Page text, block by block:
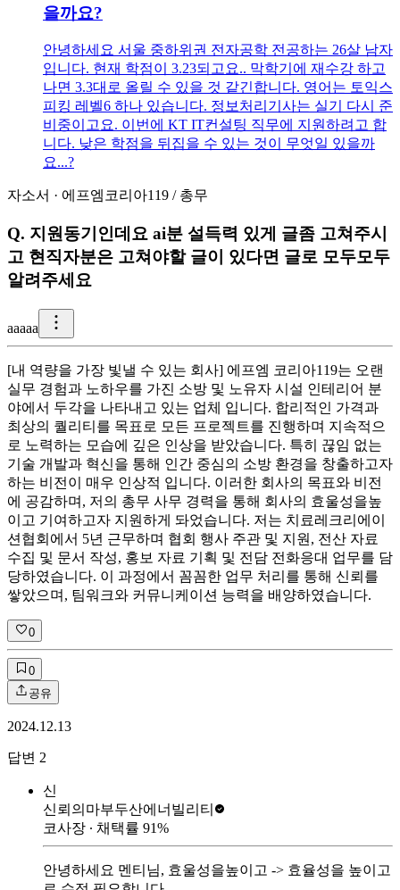
을까요?
안녕하세요 서울 중하위권 전자공학 전공하는 26살 남자
입니다. 현재 학점이 3.23되고요.. 막학기에 재수강 하고
나면 3.3대로 올릴 수 있을 것 같긴합니다. 영어는 토익스
피킹 레벨6 하나 있습니다. 정보처리기사는 실기 다시 준
비중이고요. 이번에 KT IT컨설팅 직무에 지원하려고 합
니다. 낮은 학점을 뒤집을 수 있는 것이 무엇일 있을까
요...?
자소서 · 에프엠코리아119 / 총무
Q. 지원동기인데요 ai분 설득력 있게 글좀 고쳐주시
고 현직자분은 고쳐야할 글이 있다면 글로 모두모두
알려주세요
aaaaa
[내 역량을 가장 빛낼 수 있는 회사] 에프엠 코리아119는 오랜
실무 경험과 노하우를 가진 소방 및 노유자 시설 인테리어 분
야에서 두각을 나타내고 있는 업체 입니다. 합리적인 가격과
최상의 퀄리티를 목표로 모든 프로젝트를 진행하며 지속적으
로 노력하는 모습에 깊은 인상을 받았습니다. 특히 끊임 없는
기술 개발과 혁신을 통해 인간 중심의 소방 환경을 창출하고자
하는 비전이 매우 인상적 입니다. 이러한 회사의 목표와 비전
에 공감하며, 저의 총무 사무 경력을 통해 회사의 효울성을높
이고 기여하고자 지원하게 돠었습니다. 저는 치료레크리에이
션협회에서 5년 근무하며 협회 행사 주관 및 지원, 전산 자료
수집 및 문서 작성, 홍보 자료 기획 및 전담 전화응대 업무를 담
당하였습니다. 이 과정에서 꼼꼼한 업무 처리를 통해 신뢰를
쌓았으며, 팀워크와 커뮤니케이션 능력을 배양하였습니다.
0
0
공유
2024.12.13
답변 2
신
신뢰의마부두산에너빌리티
코사장 ∙ 채택률 91%
안녕하세요 멘티님, 효울성을높이고 -> 효율성을 높이고